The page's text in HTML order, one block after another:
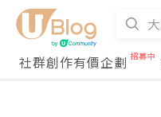
社群創作有價企劃